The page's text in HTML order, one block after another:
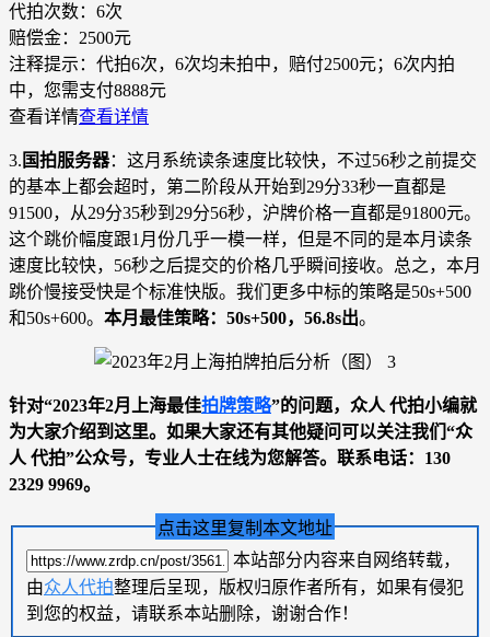
代拍次数： 6次
赔偿金： 2500元
注释提示： 代拍6次，6次均未拍中，赔付2500元；6次内拍
中，您需支付8888元
查看详情查看详情
3. 国拍服务器：这月系统读条速度比较快，不过56秒之前提交
的基本上都会超时，第二阶段从开始到29分33秒一直都是
91500，从29分35秒到29分56秒，沪牌价格一直都是91800元。
这个跳价幅度跟1月份几乎一模一样，但是不同的是本月读条
速度比较快，56秒之后提交的价格几乎瞬间接收。总之，本月
跳价慢接受快是个标准快版。我们更多中标的策略是50s+500
和50s+600。 本月最佳策略：50s+500，56.8s出。
针对“2023年2月上海最佳拍牌策略”的问题，众人 代拍小编就
为大家介绍到这里。如果大家还有其他疑问可以关注我们“众
人 代拍”公众号，专业人士在线为您解答。联系电话：130
2329 9969。
点击这里复制本文地址
本站部分内容来自网络转载，
由众人代拍整理后呈现，版权归原作者所有，如果有侵犯
到您的权益，请联系本站删除，谢谢合作！